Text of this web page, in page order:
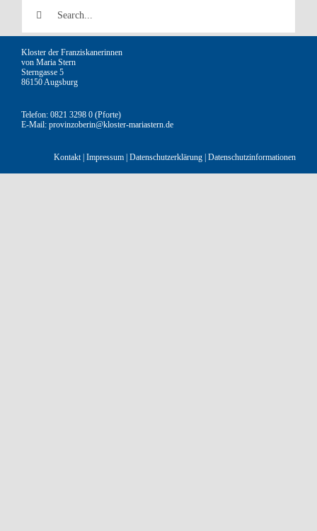
Suche
nach:
Kloster der Franziskanerinnen
von Maria Stern
Sterngasse 5
86150 Augsburg
Telefon: 0821 3298 0 (Pforte)
E-Mail: provinzoberin@kloster-mariastern.de
Kontakt|Impressum |Datenschutzerklärung |Datenschutzinformationen